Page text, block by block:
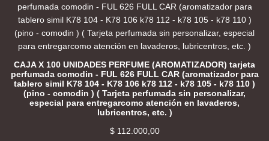
CAJA X 100 UNIDADES PERFUME (AROMATIZADOR) tarjeta
perfumada comodin - FUL 626 FULL CAR (aromatizador para
tablero simil K78 104 - K78 106 k78 112 - k78 105 - k78 110 )
(pino - comodin ) ( Tarjeta perfumada sin personalizar,
especial para entregarcomo atención en lavaderos,
lubricentros, etc. )
$112.000,00